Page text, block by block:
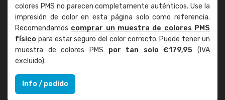
colores PMS no parecen completamente auténticos. Use la
impresión de color en esta página solo como referencia.
Recomendamos comprar un muestra de colores PMS
físico para estar seguro del color correcto. Puede tener un
muestra de colores PMS por tan solo €179,95 (IVA
excluido).
Info / pedido